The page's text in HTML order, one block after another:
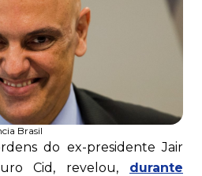
Brasil
do ex-presidente Jair
Cid, revelou, durante